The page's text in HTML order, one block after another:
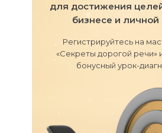
для достижения
бизнесе и
Регистрируйтесь на
«Секреты дорогой речи»
бонусный урок-